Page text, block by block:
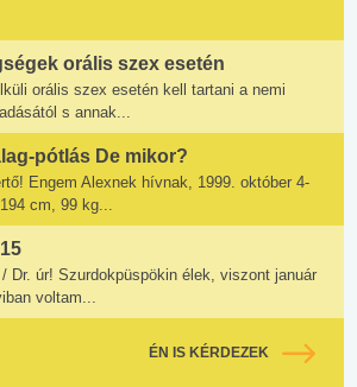
orális szex esetén
orális szex esetén kell tartani a nemi
s annak...
pótlás De mikor?
Engem Alexnek hívnak, 1999. október 4-
cm, 99 kg...
Dr. úr! Szurdokpüspökin élek, viszont január
voltam...
ÉN IS KÉRDEZEK